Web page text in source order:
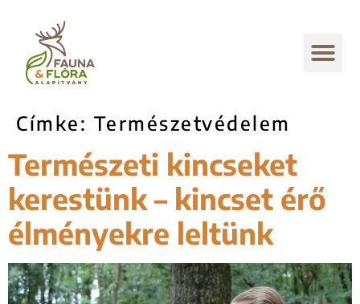
Címke: Természetvédelem
Természeti kincseket
kerestünk – kincset érő
élményekre leltünk